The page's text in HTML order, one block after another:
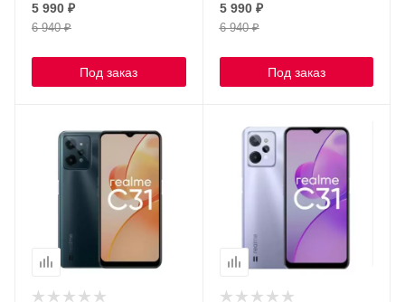
5 990 ₽
6 940₽
Под заказ
5 990₽
6 940₽
Под заказ